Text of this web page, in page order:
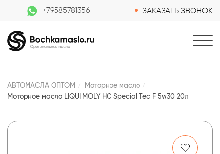
+79585781356 ЗАКАЗАТЬ ЗВОНОК
АВТОМАСЛА ОПТОМ
Моторное масло
Моторное масло LIQUI MOLY НС Special Tec F 5w30 20л